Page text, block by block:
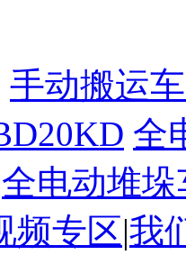
手动搬运
全
全电动堆
频专区|我